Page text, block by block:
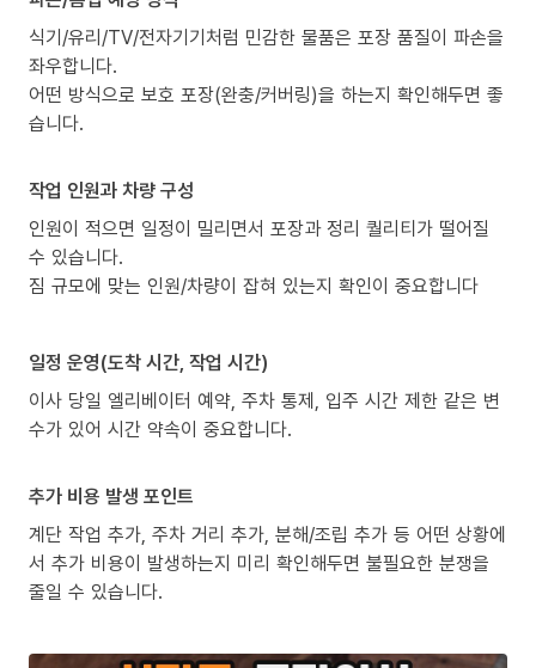
식기/유리/TV/전자기기처럼 민감한 물품은 포장 품질이 파손을
좌우합니다.
어떤 방식으로 보호 포장(완충/커버링)을 하는지 확인해두면 좋
습니다.
작업 인원과 차량 구성
인원이 적으면 일정이 밀리면서 포장과 정리 퀄리티가 떨어질
수 있습니다.
짐 규모에 맞는 인원/차량이 잡혀 있는지 확인이 중요합니다
일정 운영(도착 시간, 작업 시간)
이사 당일 엘리베이터 예약, 주차 통제, 입주 시간 제한 같은 변
수가 있어 시간 약속이 중요합니다.
추가 비용 발생 포인트
계단 작업 추가, 주차 거리 추가, 분해/조립 추가 등 어떤 상황에
서 추가 비용이 발생하는지 미리 확인해두면 불필요한 분쟁을
줄일 수 있습니다.